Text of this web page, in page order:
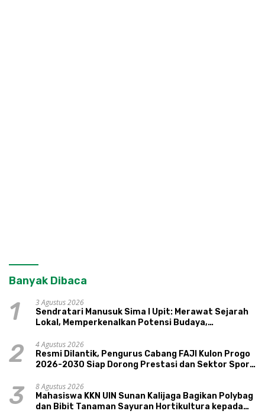
Banyak Dibaca
1
3 Agustus 2026
Sendratari Manusuk Sima I Upit: Merawat Sejarah
Lokal, Memperkenalkan Potensi Budaya,
2
4 Agustus 2026
Resmi Dilantik, Pengurus Cabang FAJI Kulon Progo
2026-2030 Siap Dorong Prestasi dan Sektor Sport
3
8 Agustus 2026
Mahasiswa KKN UIN Sunan Kalijaga Bagikan Polybag
dan Bibit Tanaman Sayuran Hortikultura kepada